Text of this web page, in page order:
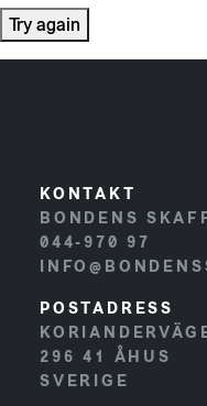
Try again
KONTAKT
BONDENS
044-970 97
POSTADRESS
296 41 ÅHUS
SVERIGE